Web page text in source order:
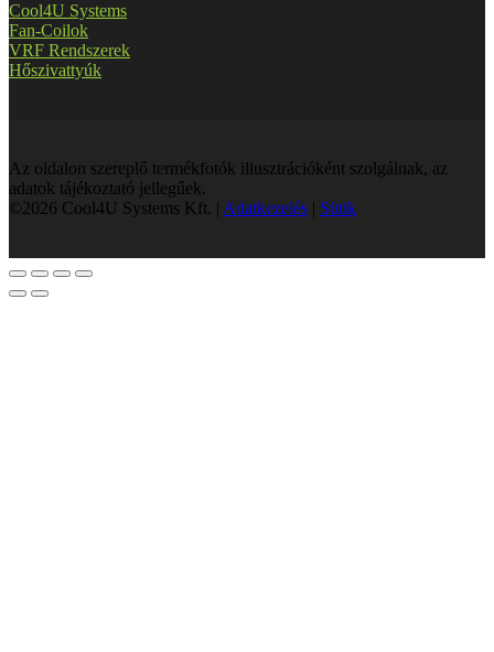
Cool4U Systems
Fan-Coilok
VRF Rendszerek
Hőszivattyúk
Az oldalon szereplő termékfotók illusztrációként szolgálnak, az
adatok tájékoztató jellegűek.
©2026 Cool4U Systems Kft. | Adatkezelés | Sütik